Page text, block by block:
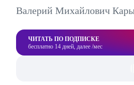
Валерий Михайлович
ЧИТАТЬ ПО ПОДПИСКЕ
бесплатно 14 дней, далее /мес